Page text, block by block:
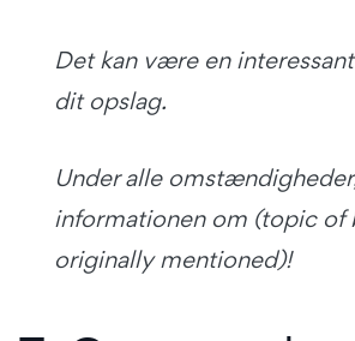
Det kan være en
dit opslag.
Under alle
informationen om (topic of
originally mentioned)!